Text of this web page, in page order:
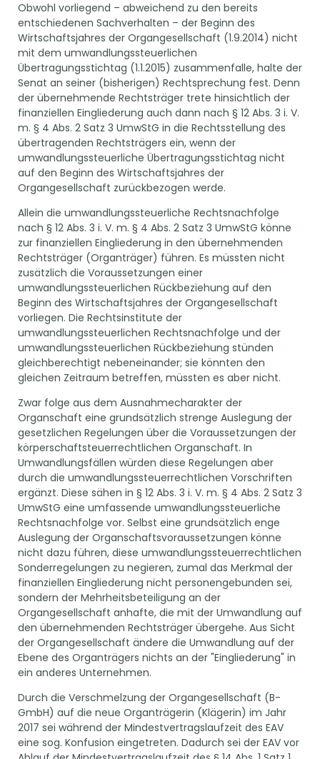
Obwohl vorliegend – abweichend zu den bereits
entschiedenen Sachverhalten – der Beginn des
Wirtschaftsjahres der Organgesellschaft (1.9.2014) nicht
mit dem umwandlungssteuerlichen
Übertragungsstichtag (1.1.2015) zusammenfalle, halte der
Senat an seiner (bisherigen) Rechtsprechung fest. Denn
der übernehmende Rechtsträger trete hinsichtlich der
finanziellen Eingliederung auch dann nach § 12 Abs. 3 i. V.
m. § 4 Abs. 2 Satz 3 UmwStG in die Rechtsstellung des
übertragenden Rechtsträgers ein, wenn der
umwandlungssteuerliche Übertragungsstichtag nicht
auf den Beginn des Wirtschaftsjahres der
Organgesellschaft zurückbezogen werde.
Allein die umwandlungssteuerliche Rechtsnachfolge
nach § 12 Abs. 3 i. V. m. § 4 Abs. 2 Satz 3 UmwStG könne
zur finanziellen Eingliederung in den übernehmenden
Rechtsträger (Organträger) führen. Es müssten nicht
zusätzlich die Voraussetzungen einer
umwandlungssteuerlichen Rückbeziehung auf den
Beginn des Wirtschaftsjahres der Organgesellschaft
vorliegen. Die Rechtsinstitute der
umwandlungssteuerlichen Rechtsnachfolge und der
umwandlungssteuerlichen Rückbeziehung stünden
gleichberechtigt nebeneinander; sie könnten den
gleichen Zeitraum betreffen, müssten es aber nicht.
Zwar folge aus dem Ausnahmecharakter der
Organschaft eine grundsätzlich strenge Auslegung der
gesetzlichen Regelungen über die Voraussetzungen der
körperschaftsteuerrechtlichen Organschaft. In
Umwandlungsfällen würden diese Regelungen aber
durch die umwandlungssteuerrechtlichen Vorschriften
ergänzt. Diese sähen in § 12 Abs. 3 i. V. m. § 4 Abs. 2 Satz 3
UmwStG eine umfassende umwandlungssteuerliche
Rechtsnachfolge vor. Selbst eine grundsätzlich enge
Auslegung der Organschaftsvoraussetzungen könne
nicht dazu führen, diese umwandlungssteuerrechtlichen
Sonderregelungen zu negieren, zumal das Merkmal der
finanziellen Eingliederung nicht personengebunden sei,
sondern der Mehrheitsbeteiligung an der
Organgesellschaft anhafte, die mit der Umwandlung auf
den übernehmenden Rechtsträger übergehe. Aus Sicht
der Organgesellschaft ändere die Umwandlung auf der
Ebene des Organträgers nichts an der "Eingliederung" in
ein anderes Unternehmen.
Durch die Verschmelzung der Organgesellschaft (B-
GmbH) auf die neue Organträgerin (Klägerin) im Jahr
2017 sei während der Mindestvertragslaufzeit des EAV
eine sog. Konfusion eingetreten. Dadurch sei der EAV vor